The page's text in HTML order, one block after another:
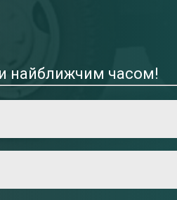
найближчим часом!